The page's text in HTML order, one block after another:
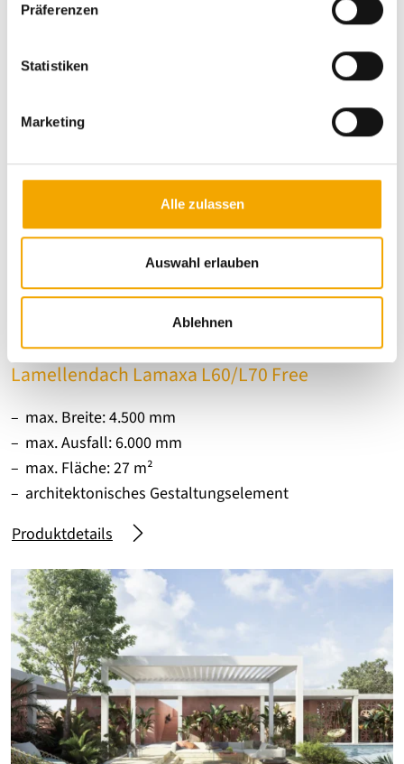
Präferenzen
Statistiken
Marketing
Alle zulassen
Auswahl erlauben
Ablehnen
für die Verschattung von sehr großen Flächen
Produktdetails
Lamellendach Lamaxa L60/L70 Free
max. Breite: 4.500 mm
max. Ausfall: 6.000 mm
max. Fläche: 27 m²
architektonisches Gestaltungselement
Produktdetails